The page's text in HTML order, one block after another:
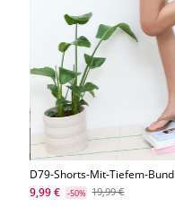
D79-Shorts-Mit-Tiefem-Bund
9,99 €
-50% 19,99 €